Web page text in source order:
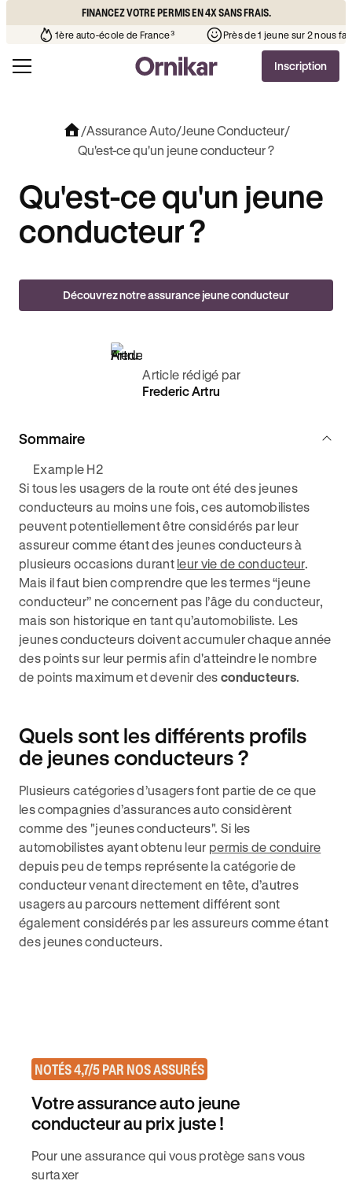
FINANCEZ VOTRE PERMIS EN 4X SANS FRAIS.
école de votre quartier¹ 1ère auto-école de France³
Inscription
/Assurance Auto/Jeune Conducteur/
Qu'est-ce qu'un jeune conducteur ?
Qu'est-ce qu'un jeune
conducteur ?
Découvrez notre assurance jeune conducteur
Article rédigé par
Frederic Artru
Sommaire
Example H2
Si tous les usagers de la route ont été des jeunes
conducteurs au moins une fois, ces automobilistes
peuvent potentiellement être considérés par leur
assureur comme étant des jeunes conducteurs à
plusieurs occasions durant leur vie de conducteur.
Mais il faut bien comprendre que les termes “jeune
conducteur” ne concernent pas l’âge du conducteur,
mais son historique en tant qu’automobiliste. Les
jeunes conducteurs doivent accumuler chaque année
des points sur leur permis afin d'atteindre le nombre
de points maximum et devenir des conducteurs.
Quels sont les différents profils
de jeunes conducteurs ?
Plusieurs catégories d’usagers font partie de ce que
les compagnies d’assurances auto considèrent
comme des "jeunes conducteurs". Si les
automobilistes ayant obtenu leur permis de conduire
depuis peu de temps représente la catégorie de
conducteur venant directement en tête, d’autres
usagers au parcours nettement différent sont
également considérés par les assureurs comme étant
des jeunes conducteurs.
NOTÉS 4,7/5 PAR NOS ASSURÉS
Votre assurance auto jeune
conducteur au prix juste !
Pour une assurance qui vous protège sans vous
surtaxer